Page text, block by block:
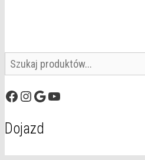
Szukaj
Facebook
Instagram
GoogleYouTube
Dojazd